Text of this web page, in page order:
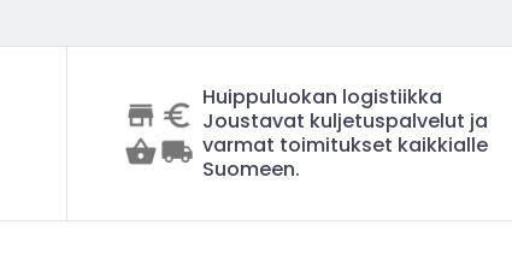
Huippuluokan logistiikka
Joustavat kuljetuspalvelut ja
varmat toimitukset kaikkialle
Suomeen.